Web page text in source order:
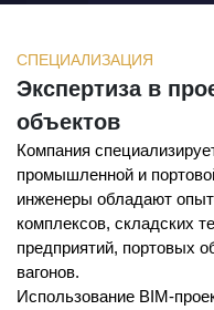
СПЕЦИАЛИЗАЦИЯ
Экспертиза в
объектов
Компания
промышленной и
инженеры обладают
комплексов, складских
предприятий, портовых
вагонов.
Использование BIM-